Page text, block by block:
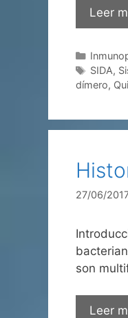
Leer
SIDA,
dímero,
27/06/
son
Leer